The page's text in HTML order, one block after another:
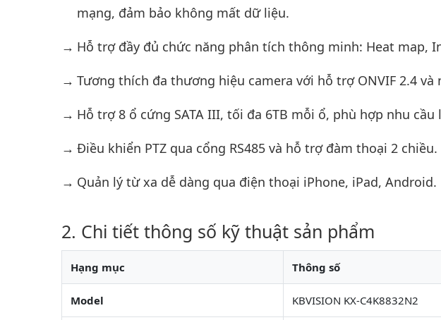
mạng, đảm bảo không mất dữ liệu.
Hỗ trợ đầy đủ chức năng phân tích thông minh: Heat map,
Tương thích đa thương hiệu camera với hỗ trợ ONVIF 2.4 và
Hỗ trợ 8 ổ cứng SATA III, tối đa 6TB mỗi ổ, phù hợp nhu
Điều khiển PTZ qua cổng RS485 và hỗ trợ đàm thoại 2 chiều.
Quản lý từ xa dễ dàng qua điện thoại iPhone, iPad, Android.
Chi tiết thông số kỹ thuật sản phẩm
Hạng mục Thông số
Model KBVISION KX-C4K8832N2